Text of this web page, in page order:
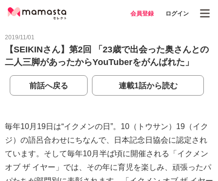
会員登録 ログイン
2019/11/01
【SEIKINさん】第2回 「23歳で出会った奥さんとの
二人三脚があったからYouTuberをがんばれた」
前話へ戻る 連載1話から読む
毎年10月19日は“イクメンの日”。10（トウサン）19（イク
ジ）の語呂合わせにちなんで、日本記念日協会に認定され
ています。そして毎年10月半ば頃に開催される「イクメン
オブ ザ イヤー」では、その年に育児を楽しみ、頑張ったパ